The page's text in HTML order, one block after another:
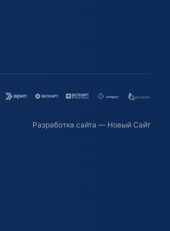
Разработка сайта — Новый Сайт